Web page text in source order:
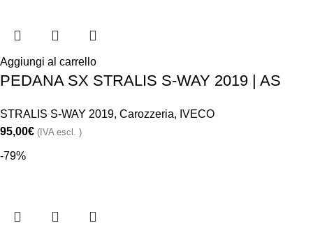
Aggiungi al carrello
PEDANA SX STRALIS S-WAY 2019 | AS
STRALIS S-WAY 2019, Carozzeria, IVECO
95,00€ (IVA escl. )
-79%